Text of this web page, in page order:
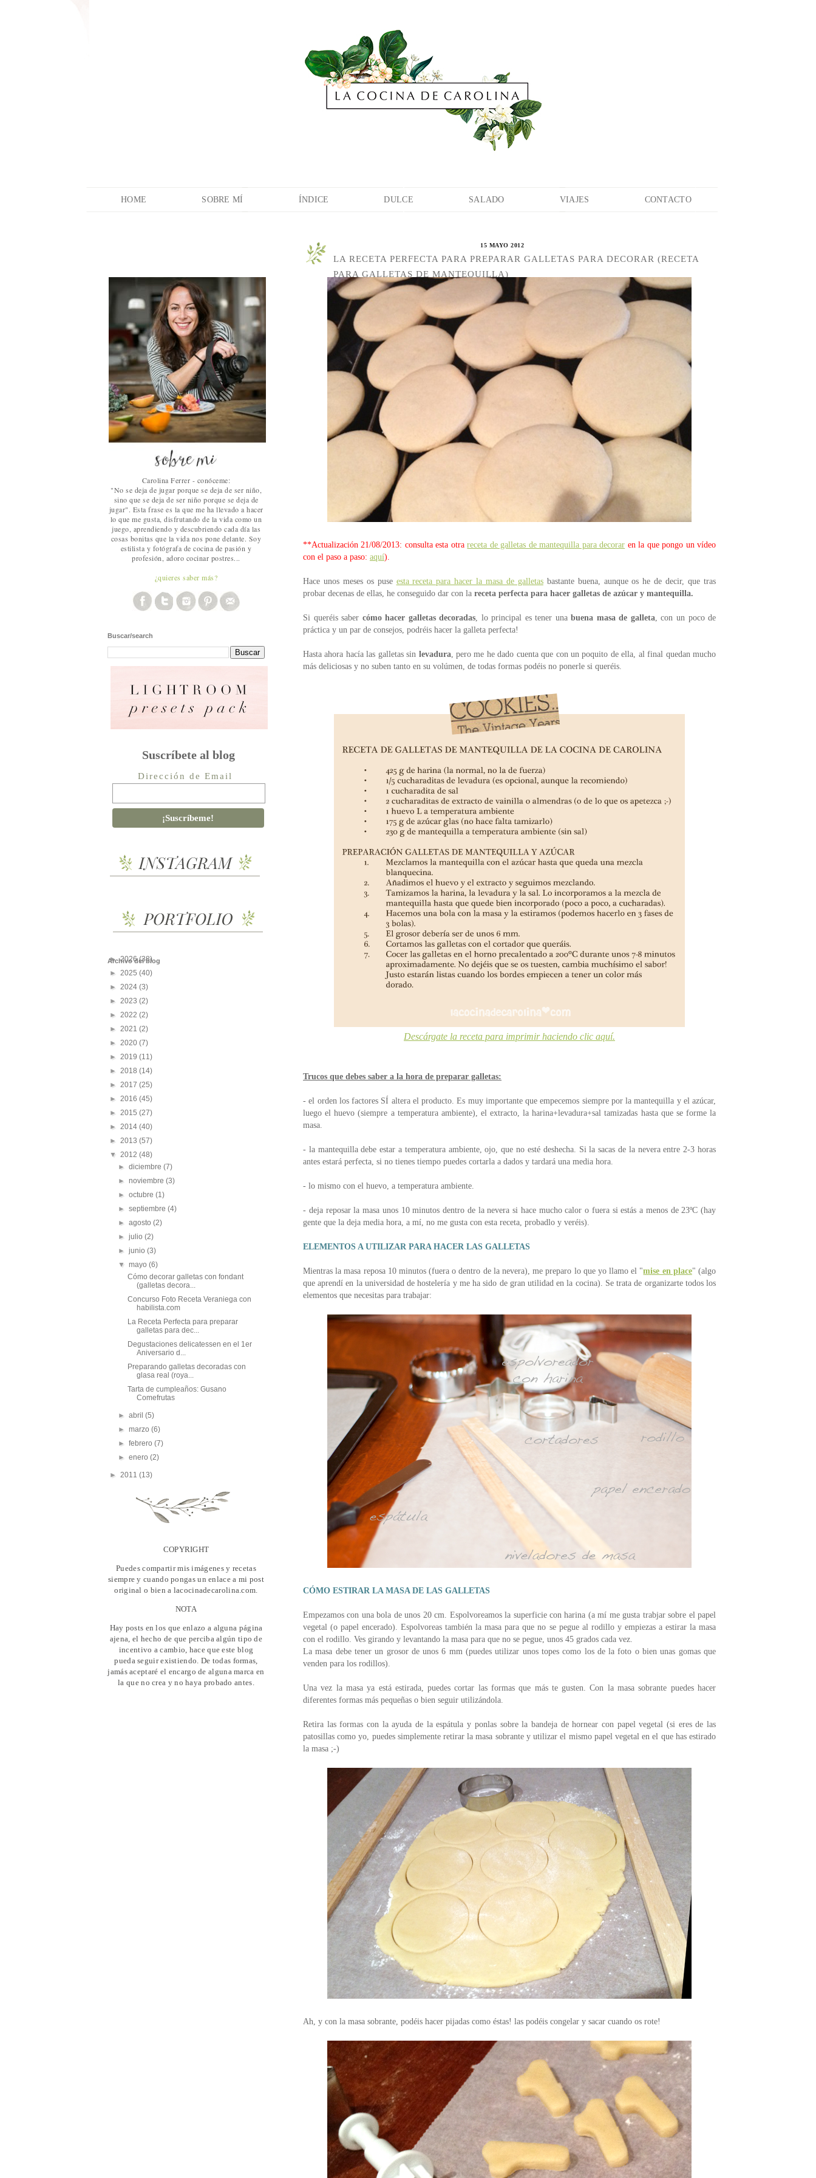
HOME SOBRE MÍ ÍNDICE DULCE SALADO VIAJES CONTACTO
15 MAYO 2012
LA RECETA PERFECTA PARA PREPARAR GALLETAS PARA DECORAR (RECETA
PARA GALLETAS DE MANTEQUILLA)
**Actualización 21/08/2013: consulta esta otrareceta de galletas de mantequilla para decorar en la que pongo un vídeo
con el paso a paso: aquí).
Hace unos meses os puse esta receta para hacer la masa de galletasbastante buena, aunque os he de decir, que tras
probar decenas de ellas, he conseguido dar con la receta perfecta para hacer galletas de azúcar y mantequilla.
Si queréis saber cómo hacer galletas decoradas , lo principal es tener unabuena masa de galleta , con un poco de
práctica y un par de consejos, podréis hacer la galleta perfecta!
Hasta ahora hacía las galletas sin levadura , pero me he dado cuenta que con un poquito de ella, al final quedan mucho
más deliciosas y no suben tanto en su volúmen, de todas formas podéis no ponerle si queréis.
Descárgate la receta para imprimir haciendo clic aquí.
Trucos que debes saber a la hora de preparar galletas:
- el orden los factores SÍ altera el producto. Es muy importante que empecemos siempre por la mantequilla y el azúcar,
luego el huevo (siempre a temperatura ambiente), el extracto, la harina+levadura+sal tamizadas hasta que se forme la
masa.
- la mantequilla debe estar a temperatura ambiente, ojo, que no esté deshecha. Si la sacas de la nevera entre 2-3 horas
antes estará perfecta, si no tienes tiempo puedes cortarla a dados y tardará una media hora.
- lo mismo con el huevo, a temperatura ambiente.
- deja reposar la masa unos 10 minutos dentro de la nevera si hace mucho calor o fuera si estás a menos de 23ºC (hay
gente que la deja media hora, a mí, no me gusta con esta receta, probadlo y veréis).
ELEMENTOS A UTILIZAR PARA HACER LAS GALLETAS
Mientras la masa reposa 10 minutos (fuera o dentro de la nevera), me preparo lo que yo llamo el "mise en place" (algo
que aprendí en la universidad de hostelería y me ha sido de gran utilidad en la cocina). Se trata de organizarte todos los
elementos que necesitas para trabajar:
CÓMO ESTIRAR LA MASA DE LAS GALLETAS
Empezamos con una bola de unos 20 cm. Espolvoreamos la superficie con harina (a mí me gusta trabjar sobre el papel
vegetal (o papel encerado). Espolvoreas también la masa para que no se pegue al rodillo y empiezas a estirar la masa
con el rodillo. Ves girando y levantando la masa para que no se pegue, unos 45 grados cada vez.
La masa debe tener un grosor de unos 6 mm (puedes utilizar unos topes como los de la foto o bien unas gomas que
venden para los rodillos).
Una vez la masa ya está estirada, puedes cortar las formas que más te gusten. Con la masa sobrante puedes hacer
diferentes formas más pequeñas o bien seguir utilizándola.
Retira las formas con la ayuda de la espátula y ponlas sobre la bandeja de hornear con papel vegetal (si eres de las
patosillas como yo, puedes simplemente retirar la masa sobrante y utilizar el mismo papel vegetal en el que has estirado
la masa ;-)
Ah, y con la masa sobrante, podéis hacer pijadas como éstas! las podéis congelar y sacar cuando os rote!
Carolina Ferrer - conóceme:
"No se deja de jugar porque se deja de ser niño,
sino que se deja de ser niño porque se deja de
jugar". Esta frase es la que me ha llevado a hacer
lo que me gusta, disfrutando de la vida como un
juego, aprendiendo y descubriendo cada día las
cosas bonitas que la vida nos pone delante. Soy
estilista y fotógrafa de cocina de pasión y
profesión, adoro cocinar postres...
¿quieres saber más?
Buscar/search
Suscríbete al blog
Dirección de Email
Archivo del blog
►2026(38)
► 2025 (40)
► 2024 (3)
► 2023 (2)
► 2022 (2)
► 2021 (2)
► 2020 (7)
► 2019 (11)
► 2018 (14)
► 2017 (25)
► 2016 (45)
► 2015 (27)
► 2014 (40)
► 2013 (57)
▼ 2012 (48)
►diciembre(7)
►noviembre(3)
►octubre(1)
►septiembre(4)
►agosto(2)
►julio(2)
►junio(3)
▼mayo(6)
Cómo decorar galletas con fondant
(galletas decora...
Concurso Foto Receta Veraniega con
habilista.com
La Receta Perfecta para preparar
galletas para dec...
Degustaciones delicatessen en el 1er
Aniversario d...
Preparando galletas decoradas con
glasa real (roya...
Tarta de cumpleaños: Gusano
Comefrutas
►abril(5)
►marzo(6)
►febrero(7)
►enero(2)
► 2011 (13)
COPYRIGHT
Puedes compartir mis imágenes y recetas
siempre y cuando pongas un enlace a mi post
original o bien a lacocinadecarolina.com.
NOTA
Hay posts en los que enlazo a alguna página
ajena, el hecho de que perciba algún tipo de
incentivo a cambio, hace que este blog
pueda seguir existiendo. De todas formas,
jamás aceptaré el encargo de alguna marca en
la que no crea y no haya probado antes.